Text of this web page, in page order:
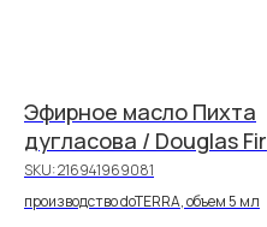
Эфирное масло Пихта
дугласова / Douglas Fir
SKU:216941969081
производство doTERRA, объем 5 мл